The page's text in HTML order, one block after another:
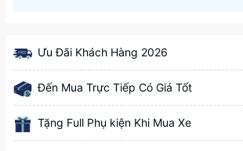
Ưu Đãi Khách Hàng 2026
Đến Mua Trực Tiếp Có Giá Tốt
Tặng Full Phụ kiện Khi Mua Xe